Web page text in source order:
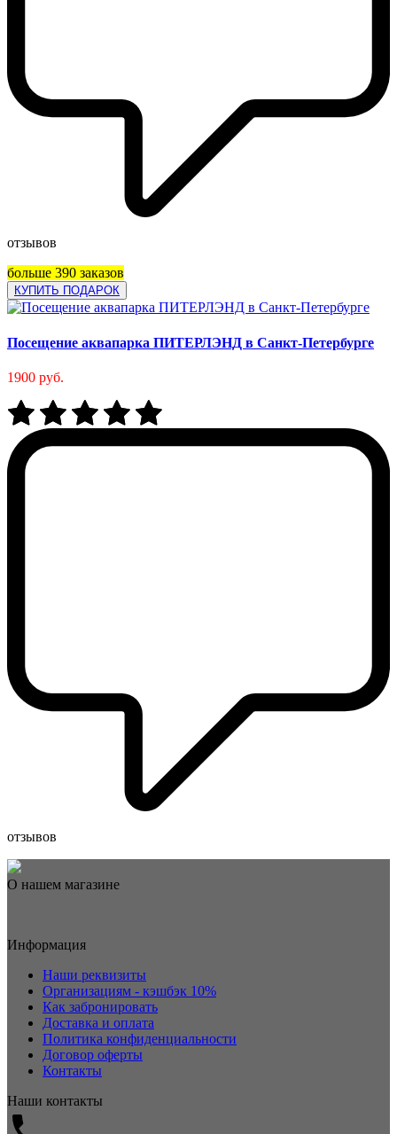
отзывов
больше 390 заказов
КУПИТЬ ПОДАРОК
Посещение аквапарка ПИТЕРЛЭНД в Санкт-Петербурге
1900 руб.
отзывов
О нашем магазине
Информация
Наши реквизиты
Организациям - кэшбэк 10%
Как забронировать
Доставка и оплата
Политика конфиденциальности
Договор оферты
Контакты
Наши контакты